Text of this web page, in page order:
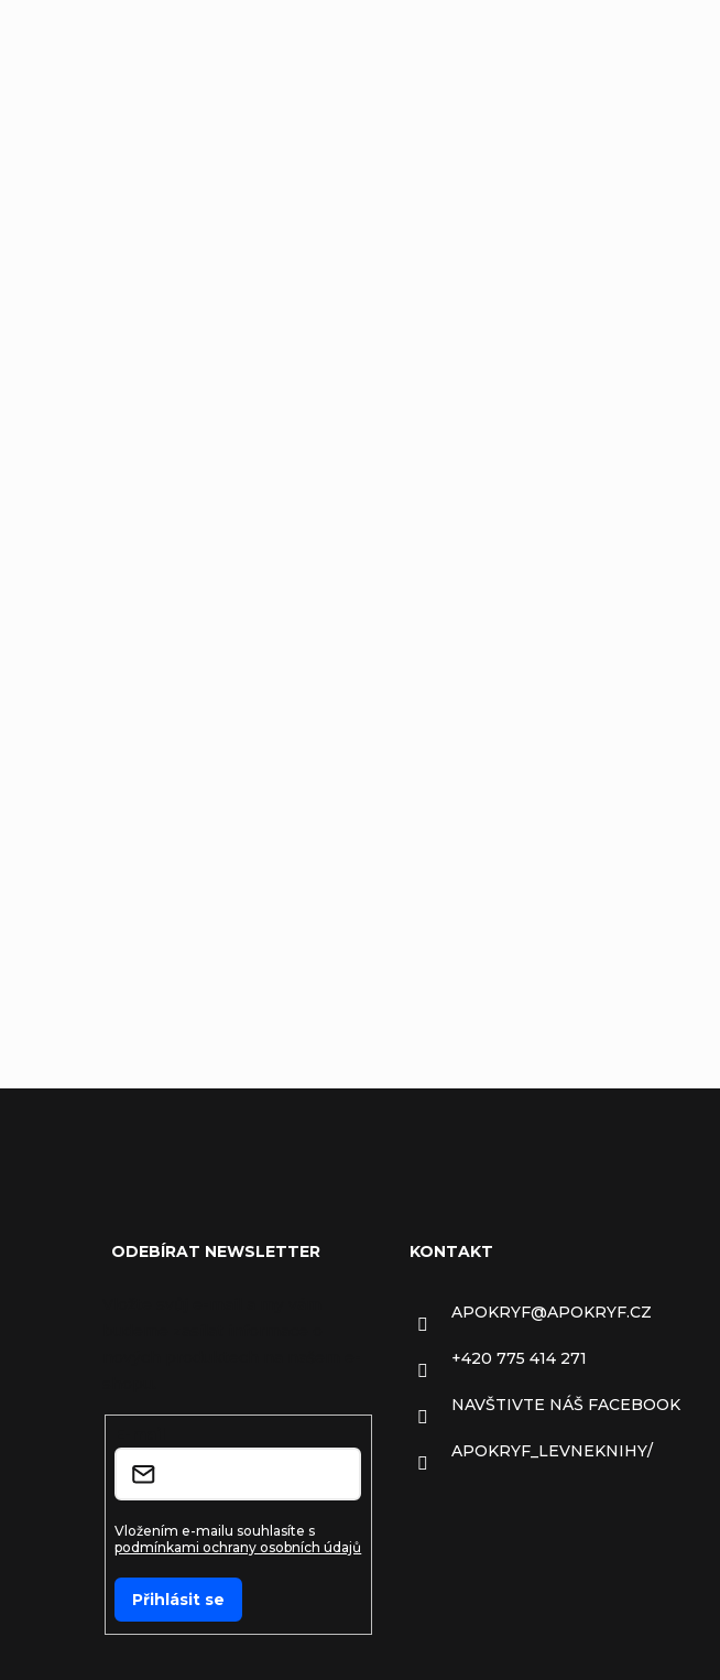
ODEBÍRAT NEWSLETTER
Vložením e-mailu souhlasíte s
podmínkami ochrany osobních údajů
Přihlásit se
KONTAKT
APOKRYF@APOKRYF.CZ
+420 775 414 271
NAVŠTIVTE NÁŠ FACEBOOK
APOKRYF_LEVNEKNIHY/